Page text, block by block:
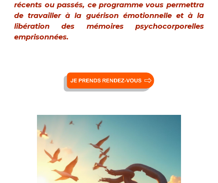
récents ou passés, ce programme vous permettra
de travailler à la guérison émotionnelle et à la
libération des mémoires psychocorporelles
emprisonnées.